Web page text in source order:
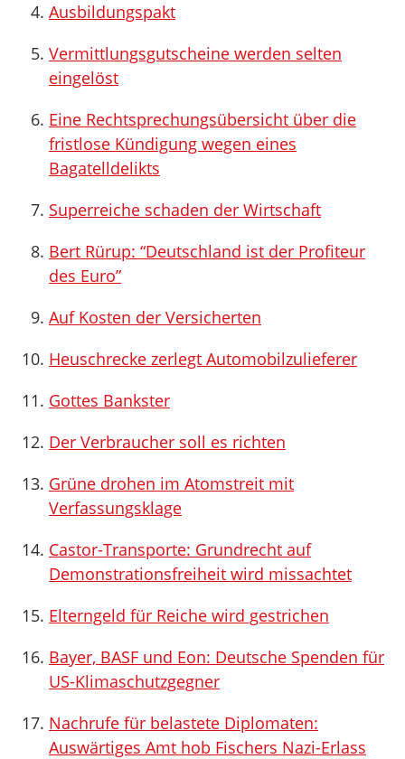
Ausbildungspakt
Vermittlungsgutscheine werden selten
eingelöst
Eine Rechtsprechungsübersicht über die
fristlose Kündigung wegen eines
Bagatelldelikts
Superreiche schaden der Wirtschaft
Bert Rürup: “Deutschland ist der Profiteur
des Euro”
Auf Kosten der Versicherten
Heuschrecke zerlegt Automobilzulieferer
Gottes Bankster
Der Verbraucher soll es richten
Grüne drohen im Atomstreit mit
Verfassungsklage
Castor-Transporte: Grundrecht auf
Demonstrationsfreiheit wird missachtet
Elterngeld für Reiche wird gestrichen
Bayer, BASF und Eon: Deutsche Spenden für
US-Klimaschutzgegner
Nachrufe für belastete Diplomaten:
Auswärtiges Amt hob Fischers Nazi-Erlass